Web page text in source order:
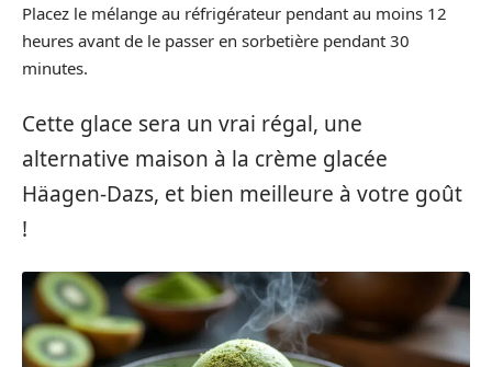
Placez le mélange au réfrigérateur pendant au moins 12
heures avant de le passer en sorbetière pendant 30
minutes.
Cette glace sera un vrai régal, une
alternative maison à la crème glacée
Häagen-Dazs, et bien meilleure à votre goût
!